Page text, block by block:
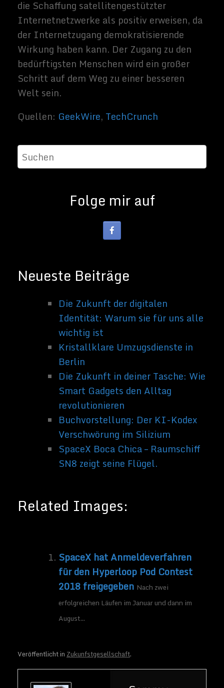
Veröffentlicht in Zukunfstgesellschaft.
Sammy
Zimmerma
nns
Hallo, ich
Name ist
s und ich bin
r Journalist
sowie SEO-
Berater. Mein
Hobbys und
Interessen
sind Science-
sich rund um
Technik und
dreht.